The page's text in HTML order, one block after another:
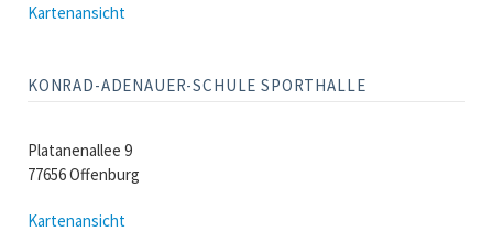
Kartenansicht
KONRAD-ADENAUER-SCHULE SPORTHALLE
Platanenallee 9
77656 Offenburg
Kartenansicht